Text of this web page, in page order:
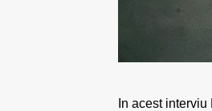
In acest